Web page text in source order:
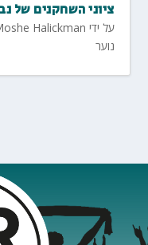
ציוני השחקנים של
על ידי Halickman
נוער